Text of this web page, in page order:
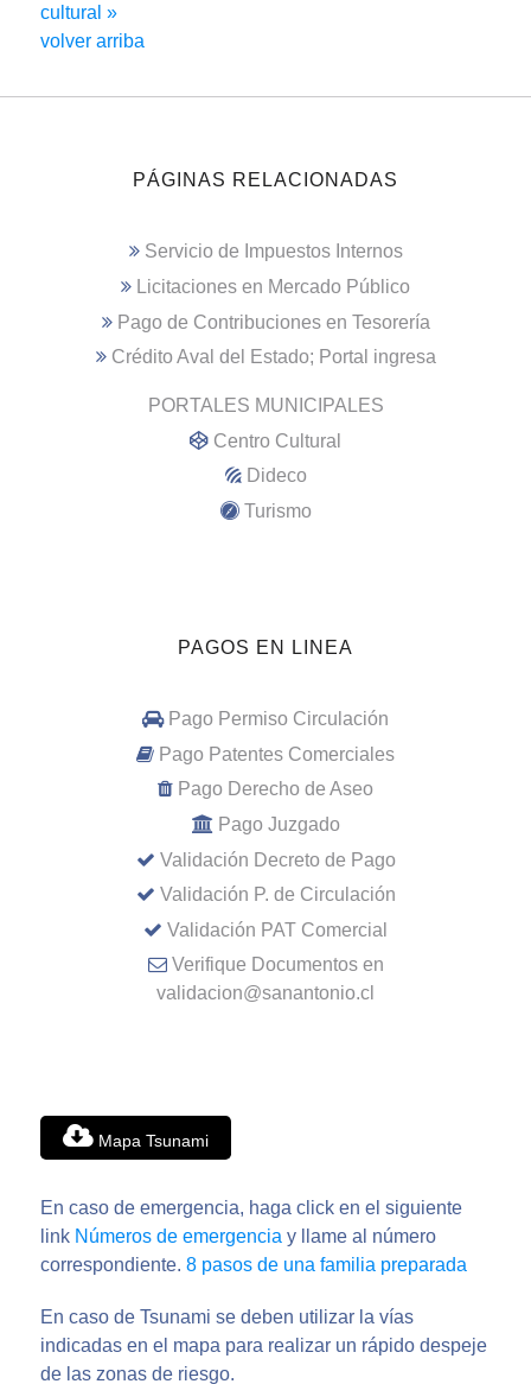
cultural »
volver arriba
PÁGINAS RELACIONADAS
Servicio de Impuestos Internos
Licitaciones en Mercado Público
Pago de Contribuciones en Tesorería
Crédito Aval del Estado; Portal ingresa
PORTALES MUNICIPALES
Centro Cultural
Dideco
Turismo
PAGOS EN LINEA
Pago Permiso Circulación
Pago Patentes Comerciales
Pago Derecho de Aseo
Pago Juzgado
Validación Decreto de Pago
Validación P. de Circulación
Validación PAT Comercial
Verifique Documentos en
validacion@sanantonio.cl
Mapa Tsunami
En caso de emergencia, haga click en el siguiente
link Números de emergencia y llame al número
correspondiente. 8 pasos de una familia preparada
En caso de Tsunami se deben utilizar la vías
indicadas en el mapa para realizar un rápido despeje
de las zonas de riesgo.